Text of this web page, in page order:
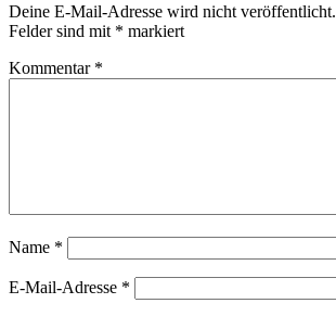
Deine E-Mail-Adresse wird nicht veröffentlicht.
Felder sind mit * markiert
Kommentar *
Name *
E-Mail-Adresse *